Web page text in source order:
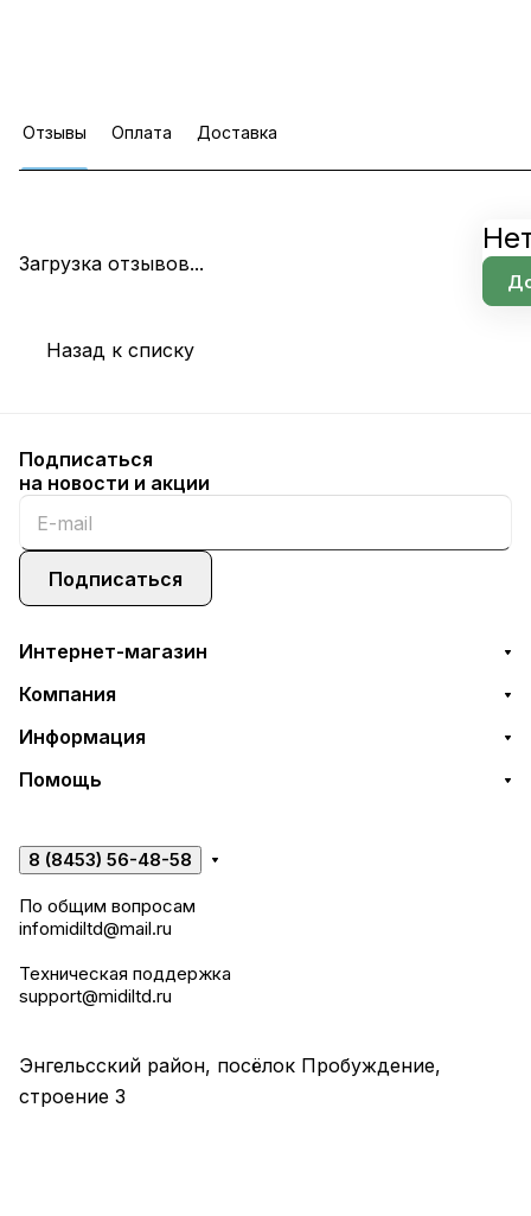
Отзывы Оплата Доставка
Загрузка отзывов...
Назад к списку
Подписаться
на новости и акции
Подписаться
Интернет-магазин
Компания
Информация
Помощь
8 (8453) 56-48-58
По общим вопросам
infomidiltd@mail.ru
Техническая поддержка
support@midiltd.ru
Энгельсский район, посёлок Пробуждение,
строение 3